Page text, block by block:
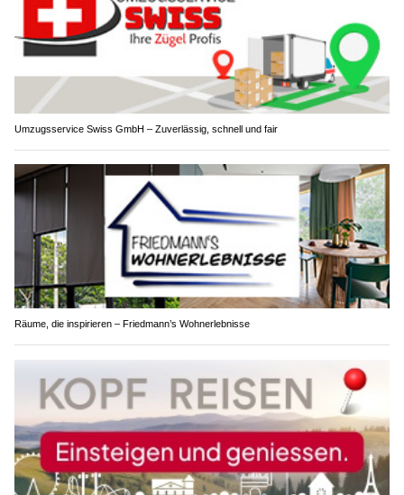
Umzugsservice Swiss GmbH – Zuverlässig, schnell und fair
Räume, die inspirieren – Friedmann’s Wohnerlebnisse